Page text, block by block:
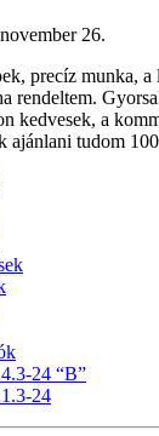
26.
precíz munka, a
rendeltem.
kedvesek, a
ajánlani tudom
24 “B”
24